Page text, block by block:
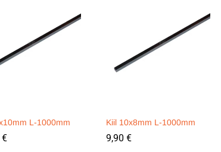
L-1000mm
€
€
Kiil 10x8mm L-1000mm
9,90 €
9,90 €